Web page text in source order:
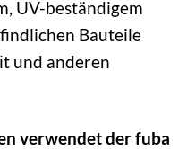
UV-beständigem
Bauteile
und anderen
verwendet der fuba